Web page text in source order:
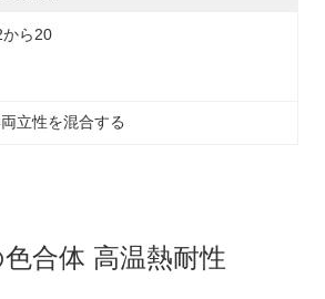
から20
立性を混合する
合体 高温熱耐性